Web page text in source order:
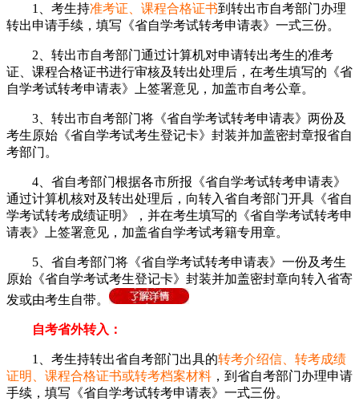
1、考生持准考证、课程合格证书到转出市自考部门办理
转出申请手续，填写《省自学考试转考申请表》一式三份。
2、转出市自考部门通过计算机对申请转出考生的准考
证、课程合格证书进行审核及转出处理后，在考生填写的《省
自学考试转考申请表》上签署意见，加盖市自考公章。
3、转出市自考部门将《省自学考试转考申请表》两份及
考生原始《省自学考试考生登记卡》封装并加盖密封章报省自
考部门。
4、省自考部门根据各市所报《省自学考试转考申请表》
通过计算机核对及转出处理后，向转入省自考部门开具《省自
学考试转考成绩证明》，并在考生填写的《省自学考试转考申
请表》上签署意见，加盖省自学考试考籍专用章。
5、省自考部门将《省自学考试转考申请表》一份及考生
原始《省自学考试考生登记卡》封装并加盖密封章向转入省寄
发或由考生自带。
自考省外转入：
1、考生持转出省自考部门出具的转考介绍信、转考成绩
证明、课程合格证书或转考档案材料 ，到省自考部门办理申请
手续，填写《省自学考试转考申请表》一式三份。